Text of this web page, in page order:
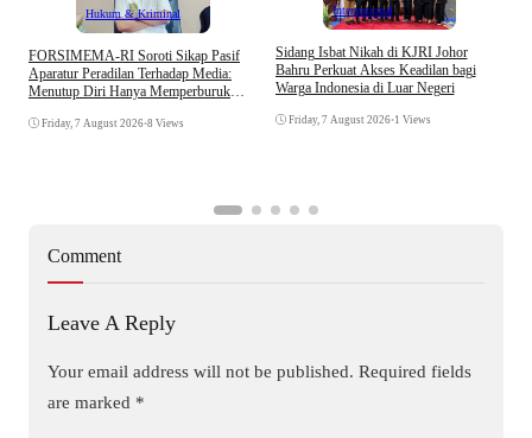
Hukum & Kriminal
​FORSIMEMA-RI Soroti Sikap Pasif
Aparatur Peradilan Terhadap Media:
Menutup Diri Hanya Memperburuk
Friday, 7 August 2026•8 Views
Internasional
Sidang Isbat Nikah di KJRI Johor
Bahru Perkuat Akses Keadilan bagi
Warga Indonesia di Luar Negeri
Friday, 7 August 2026•1 Views
Comment
Leave A Reply
Your email address will not be published. Required fields
are marked *